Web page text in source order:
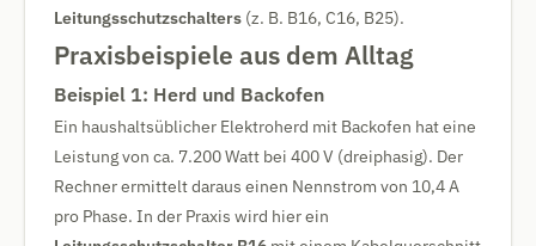
Leitungsschutzschalters (z. B. B16, C16, B25).
Praxisbeispiele aus dem Alltag
Beispiel 1: Herd und Backofen
Ein haushaltsüblicher Elektroherd mit Backofen hat eine
Leistung von ca. 7.200 Watt bei 400 V (dreiphasig). Der
Rechner ermittelt daraus einen Nennstrom von 10,4 A
pro Phase. In der Praxis wird hier ein